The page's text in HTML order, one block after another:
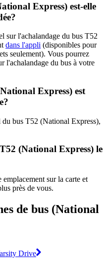
Express) est-elle
sur l'achalandage du bus T52
dans l'appli (disponibles pour
seulement). Vous pourrez
l'achalandage du bus à votre
Express) est
bus T52 (National Express),
(National Express) le
sur la carte et
près de vous.
de bus (National
Drive